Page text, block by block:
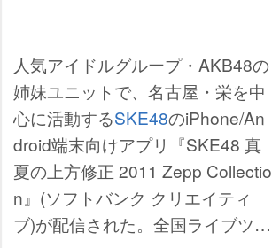
人気アイドルグループ・AKB48の
姉妹ユニットで、名古屋・栄を中
心に活動するSKE48のiPhone/An
droid端末向けアプリ『SKE48 真
夏の上方修正 2011 Zepp Collectio
n』(ソフトバンク クリエイティ
ブ)が配信された。全国ライブツア